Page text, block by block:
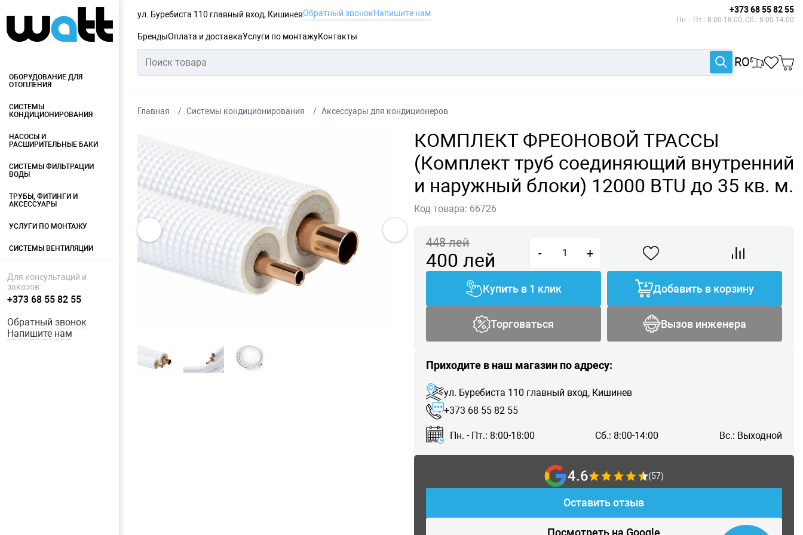
ул. Буребиста 110 главный вход, КишиневОбратный звонокНапишите нам +373 68 55 82 55
Пн. - Пт.: 8:00-18:00, Сб.: 8:00-14:00
БрендыОплата и доставкаУслуги по монтажуКонтакты
RO
ОБОРУДОВАНИЕ ДЛЯ
ОТОПЛЕНИЯ
СИСТЕМЫ
КОНДИЦИОНИРОВАНИЯ
НАСОСЫ И
РАСШИРИТЕЛЬНЫЕ БАКИ
СИСТЕМЫ ФИЛЬТРАЦИИ
ВОДЫ
ТРУБЫ, ФИТИНГИ И
АКСЕССУАРЫ
УСЛУГИ ПО МОНТАЖУ
СИСТЕМЫ ВЕНТИЛЯЦИИ
Для консультаций и
заказов
+373 68 55 82 55
Обратный звонок
Напишите нам
Главная Системы кондиционирования Аксессуары для кондиционеров
КОМПЛЕКТ ФРЕОНОВОЙ ТРАССЫ
(Комплект труб соединяющий внутренний
и наружный блоки) 12000 BTU до 35 кв. м.
Код товара: 66726
448лей
400 лей - +
Купить в 1 клик Добавить в корзину
Торговаться Вызов инженера
Приходите в наш магазин по адресу:
ул. Буребиста 110 главный вход, Кишинев
+373 68 55 82 55
Пн. - Пт.: 8:00-18:00 Сб.: 8:00-14:00 Вс.: Выходной
4.6 (57)
Оставить отзыв
Посмотреть на Google